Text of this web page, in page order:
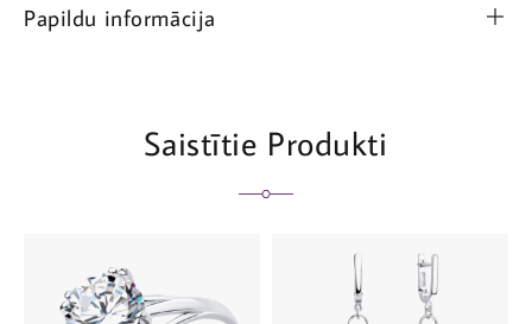
Papildu informācija
Saistītie Produkti